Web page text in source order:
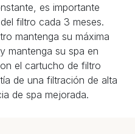
es importante
filtro cada 3 meses.
mantenga su máxima
mantenga su spa en
el cartucho de filtro
de una filtración de alta
de spa mejorada.